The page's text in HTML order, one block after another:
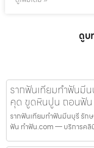
ดูบ
รากฟันเทียมทำฟันมี
คุด ขูดหินปูน ถอนฟั
รากฟันเทียมทำฟันมีนบุรี รัก
ฟัน ทำฟัน.com — บริการคลิ